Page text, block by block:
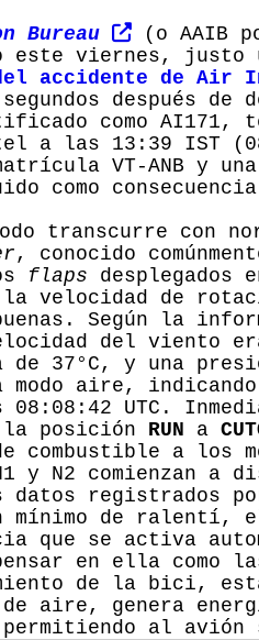
Bureau
(o AAIB
este viernes, justo
accidente de Air
después de
como AI171,
a las 13:39 IST
VT-ANB y
como
transcurre con
, conocido
flaps desplegados
la velocidad de
Según la
del viento
de 37°C, y una
aire, indicando
UTC.
la posición RUN a
combustible a los
y N2 comienzan a
datos registrados
mínimo de ralentí,
que se activa
en ella como
de la bici,
genera
al